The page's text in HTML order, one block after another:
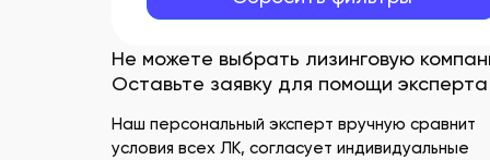
Не можете выбрать лизинговую
Оставьте заявку для помощи эксперта
Наш персональный эксперт вручную сравнит
условия всех ЛК, согласует индивидуальные